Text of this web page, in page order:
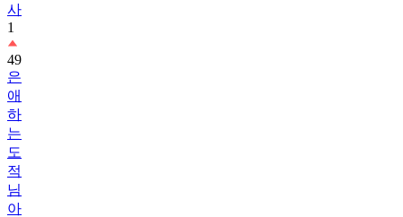
사
1
49
은
애
하
는
도
적
님
아